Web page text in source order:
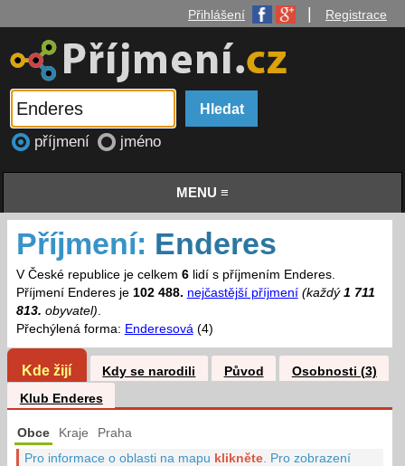
Přihlášení Registrace
příjmení jméno
MENU ≡
Příjmení: Enderes
V České republice je celkem 6lidí s příjmením Enderes.
Příjmení Enderes je 102 488. nejčastější příjmení (každý 1 711
813. obyvatel).
Přechýlená forma: Enderesová(4)
Kde žijí Kdy se narodili Původ
Osobnosti (3)
Klub Enderes
Obce Kraje Praha
Pro informace o oblasti na mapu klikněte Pro zobrazení